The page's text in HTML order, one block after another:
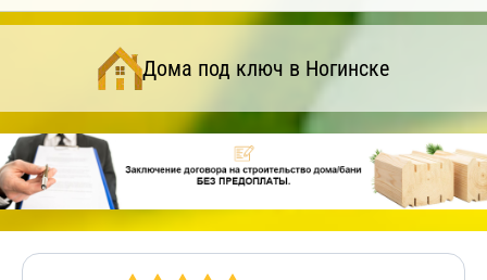
Дома под ключ в Ногинске